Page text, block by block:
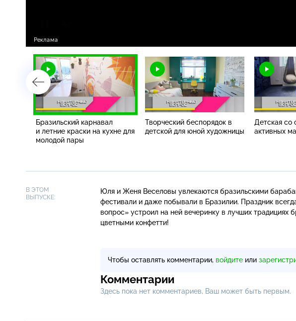
Бразильский карнавал
и летние краски на кухне для
молодой пары
Творческий беспорядок в
детской для юной художницы
Детская со
активных
В ЭТОМ
ВЫПУСКЕ:
Юля и Женя Веселовы увлекаются бразильскими
фестивали и даже побывали в Бразилии. Праздник
вопрос» устроил на ней вечеринку в лучших традициях
цветными конфетти!
Чтобы оставлять комментарии, войдите или
Комментарии
Здесь пока нет комментариев, Ваш может быть первым.